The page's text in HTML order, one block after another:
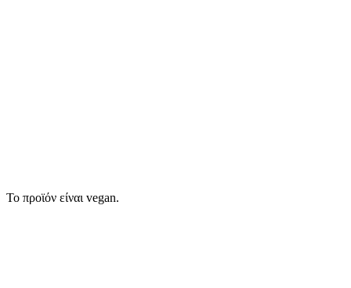
Το προϊόν είναι vegan.